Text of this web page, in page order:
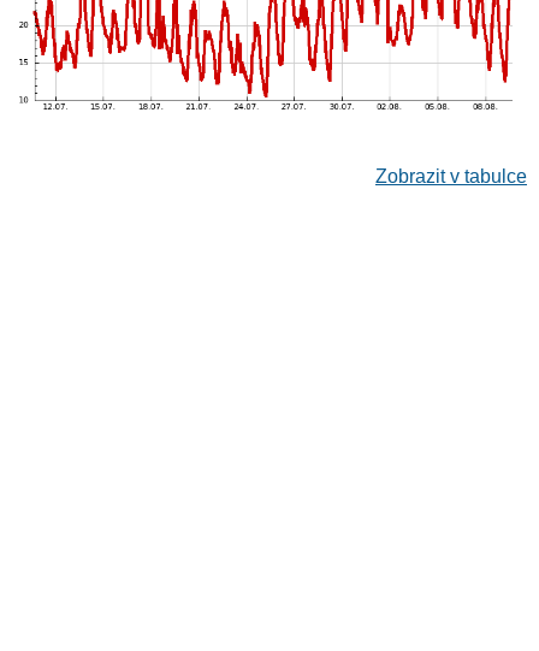
Zobrazit v tabulce